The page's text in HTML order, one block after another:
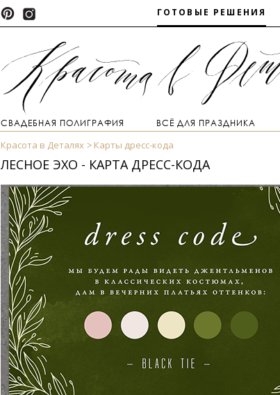
ГОТОВЫЕ РЕШЕНИЯ
СВАДЕБНАЯ ПОЛИГРАФИЯ ВСЁ ДЛЯ ПРАЗДНИКА
Красота в Деталях Карты дресс-кода
ЛЕСНОЕ ЭХО - КАРТА ДРЕСС-КОДА